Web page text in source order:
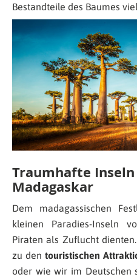
Bestandteile des Baumes
Traumhafte
Madagaskar
Dem madagassischen
kleinen Paradies-Inseln
Piraten als Zuflucht
zu den touristischen
oder wie wir im Deutschen